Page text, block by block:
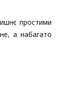
простими
а набагато